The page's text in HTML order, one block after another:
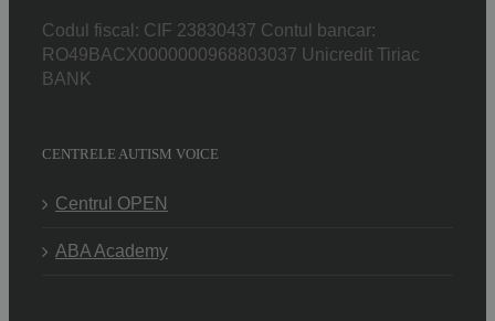
Codul fiscal: CIF 23830437 Contul bancar:
RO49BACX0000000968803037 Unicredit Tiriac
BANK
CENTRELE AUTISM VOICE
Centrul OPEN
ABA Academy